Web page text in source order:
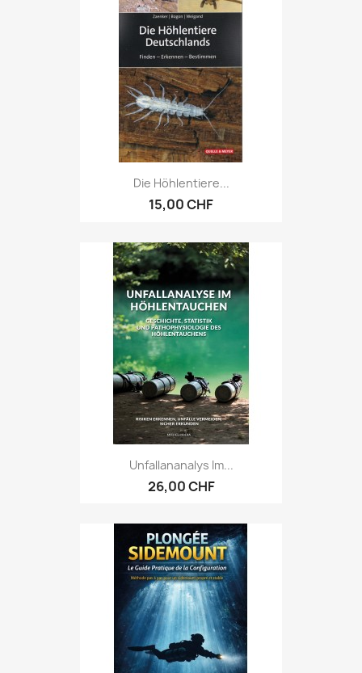
Die Höhlentiere...
15,00 CHF
Unfallananalys Im...
26,00 CHF